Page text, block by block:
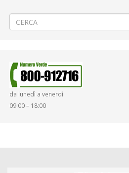
da lunedì a venerdì
09:00 – 18:00